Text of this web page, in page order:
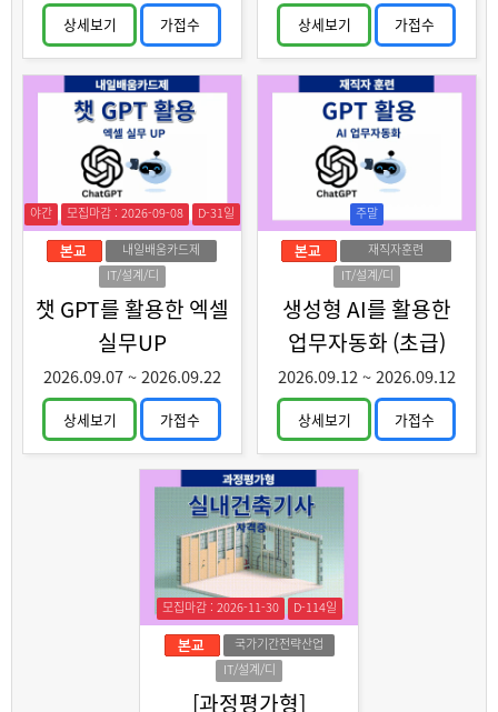
상세보기 가접수 상세보기 가접수
야간 모집마감 : 2026-09-08
D-31일
내일배움카드제
IT/설계/디
자인
챗 GPT를 활용한 엑셀
실무UP
2026.09.07~2026.09.22
상세보기 가접수
주말
재직자훈련
IT/설계/디
자인
생성형 AI를 활용한
업무자동화 (초급)
2026.09.12~2026.09.12
상세보기 가접수
모집마감 : 2026-11-30
D-114일
국가기간전략산업
IT/설계/디
자인
[과정평가형]